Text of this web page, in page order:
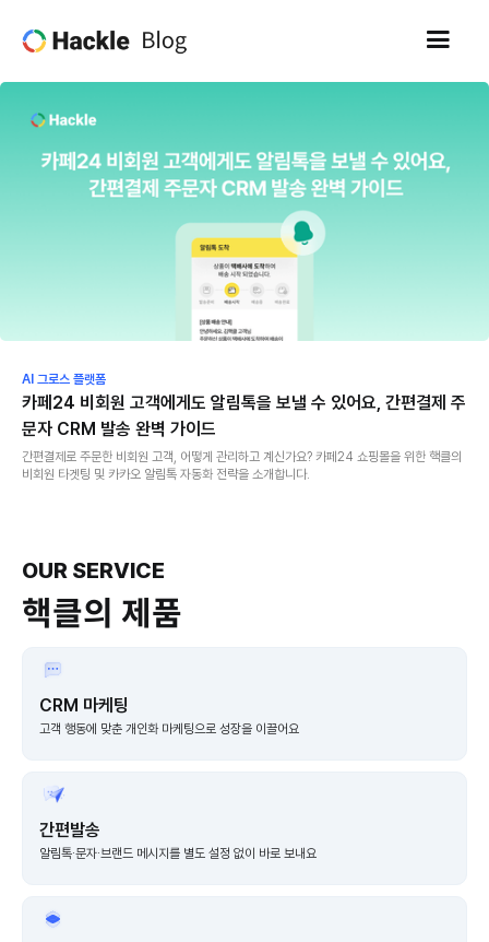
AI 그로스 플랫폼
카페24 비회원 고객에게도 알림톡을 보낼 수 있어요, 간편결제 주
문자 CRM 발송 완벽 가이드
간편결제로 주문한 비회원 고객, 어떻게 관리하고 계신가요? 카페24 쇼핑몰을 위한 핵클의
비회원 타겟팅 및 카카오 알림톡 자동화 전략을 소개합니다.
OUR SERVICE
핵클의 제품
CRM 마케팅
고객 행동에 맞춘 개인화 마케팅으로 성장을 이끌어요
간편발송
알림톡·문자·브랜드 메시지를 별도 설정 없이 바로 보내요